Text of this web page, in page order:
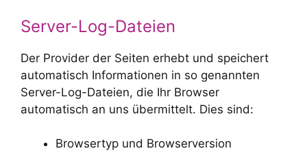
Server-Log-Dateien
Der Provider der Seiten erhebt und speichert
automatisch Informationen in so genannten
Server-Log-Dateien, die Ihr Browser
automatisch an uns übermittelt. Dies sind:
Browsertyp und Browserversion